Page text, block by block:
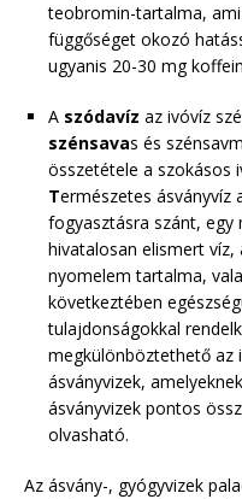
teobromin-tartalma,
függőséget okozó
ugyanis 20-30 mg
A szódavíz az ivóvíz
szénsavas és
összetétele a szokásos
Természetes ásványvíz
fogyasztásra szánt,
hivatalosan elismert víz,
nyomelem tartalma,
következtében
tulajdonságokkal
megkülönböztethető az
ásványvizek,
ásványvizek pontos
olvasható.
Az ásvány-, gyógyvizek